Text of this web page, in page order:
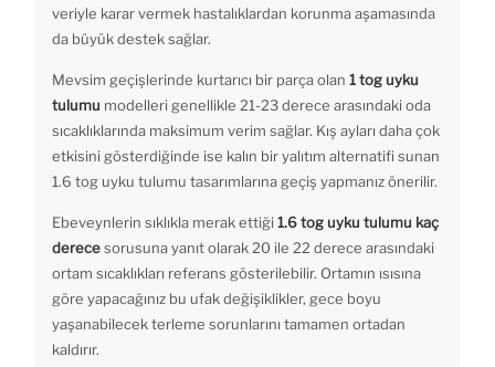
veriyle karar vermek hastalıklardan korunma aşamasında
da büyük destek sağlar.
Mevsim geçişlerinde kurtarıcı bir parça olan 1 tog uyku
tulumu modelleri genellikle 21-23 derece arasındaki oda
sıcaklıklarında maksimum verim sağlar. Kış ayları daha çok
etkisini gösterdiğinde ise kalın bir yalıtım alternatifi sunan
1.6 tog uyku tulumu tasarımlarına geçiş yapmanız önerilir.
Ebeveynlerin sıklıkla merak ettiği 1.6 tog uyku tulumu kaç
derecesorusuna yanıt olarak 20 ile 22 derece arasındaki
ortam sıcaklıkları referans gösterilebilir. Ortamın ısısına
göre yapacağınız bu ufak değişiklikler, gece boyu
yaşanabilecek terleme sorunlarını tamamen ortadan
kaldırır.